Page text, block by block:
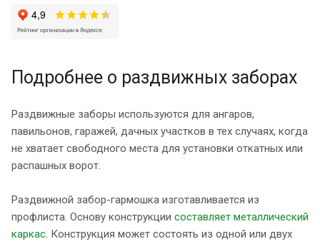
Подробнее о раздвижных заборах
Раздвижные заборы используются для ангаров,
павильонов, гаражей, дачных участков в тех случаях, когда
не хватает свободного места для установки откатных или
распашных ворот.
Раздвижной забор-гармошка изготавливается из
профлиста. Основу конструкции составляет металлический
каркас. Конструкция может состоять из одной или двух